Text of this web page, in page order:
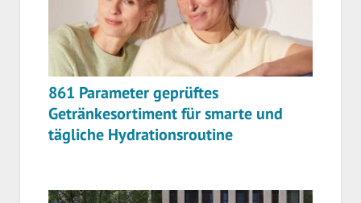
861 Parameter geprüftes
Getränkesortiment für smarte und
tägliche Hydrationsroutine